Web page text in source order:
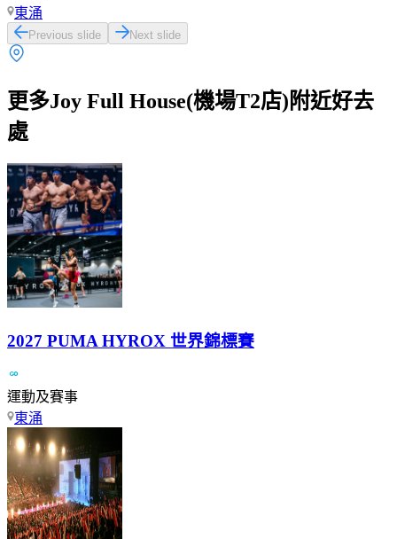
東涌
Previous slide Next slide
更多Joy Full House(機場T2店)附近好去
處
2027 PUMA HYROX 世界錦標賽
運動及賽事
東涌